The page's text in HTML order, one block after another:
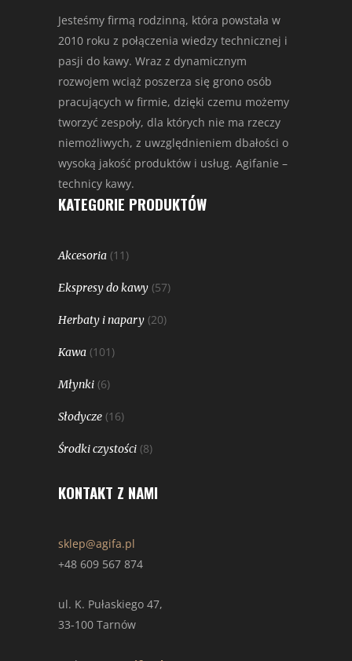
Jesteśmy firmą rodzinną, która powstała w
2010 roku z połączenia wiedzy technicznej i
pasji do kawy. Wraz z dynamicznym
rozwojem wciąż poszerza się grono osób
pracujących w firmie, dzięki czemu możemy
tworzyć zespoły, dla których nie ma rzeczy
niemożliwych, z uwzględnieniem dbałości o
wysoką jakość produktów i usług. Agifanie –
technicy kawy.
KATEGORIE PRODUKTÓW
Akcesoria (11)
Ekspresy do kawy (57)
Herbaty i napary (20)
Kawa (101)
Młynki (6)
Słodycze (16)
Środki czystości (8)
KONTAKT Z NAMI
sklep@agifa.pl
+48 609 567 874
ul. K. Pułaskiego 47,
33-100 Tarnów